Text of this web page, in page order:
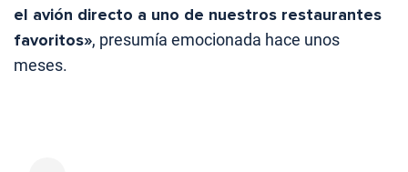
el avión directo a uno de nuestros restaurantes
favoritos», presumía emocionada hace unos
meses.